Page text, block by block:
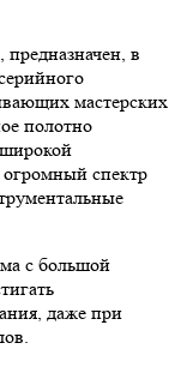
в
мастерских
полотно
огромный спектр
с большой
даже при